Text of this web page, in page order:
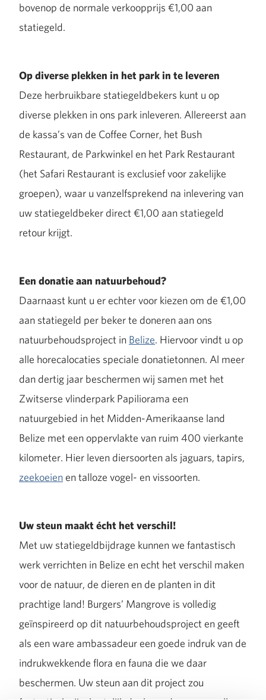
bovenop de normale verkoopprijs €1,00 aan
statiegeld.
Op diverse plekken in het park in te leveren
Deze herbruikbare statiegeldbekers kunt u op
diverse plekken in ons park inleveren. Allereerst aan
de kassa’s van de Coffee Corner, het Bush
Restaurant, de Parkwinkel en het Park Restaurant
(het Safari Restaurant is exclusief voor zakelijke
groepen), waar u vanzelfsprekend na inlevering van
uw statiegeldbeker direct €1,00 aan statiegeld
retour krijgt.
Een donatie aan natuurbehoud?
Daarnaast kunt u er echter voor kiezen om de €1,00
aan statiegeld per beker te doneren aan ons
natuurbehoudsproject in Belize. Hiervoor vindt u op
alle horecalocaties speciale donatietonnen. Al meer
dan dertig jaar beschermen wij samen met het
Zwitserse vlinderpark Papiliorama een
natuurgebied in het Midden-Amerikaanse land
Belize met een oppervlakte van ruim 400 vierkante
kilometer. Hier leven diersoorten als jaguars, tapirs,
zeekoeien en talloze vogel- en vissoorten.
Uw steun maakt écht het verschil!
Met uw statiegeldbijdrage kunnen we fantastisch
werk verrichten in Belize en echt het verschil maken
voor de natuur, de dieren en de planten in dit
prachtige land! Burgers’ Mangrove is volledig
geïnspireerd op dit natuurbehoudsproject en geeft
als een ware ambassadeur een goede indruk van de
indrukwekkende flora en fauna die we daar
beschermen. Uw steun aan dit project zou